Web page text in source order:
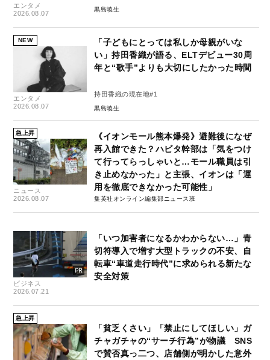
エンタメ
2026.08.07
黒島暁生
NEW
エンタメ
2026.08.07
「子どもにとっては私しか母親がいな
い」持田香織が語る、ELTデビュー30周
年と“歌手”よりも大切にしたかった時間
持田香織の現在地#1
黒島暁生
急上昇
ニュース
2026.08.07
《イオンモール熊本爆発》避難後になぜ
再入館できた？ハビタ幹部は「気をつけ
て行ってらっしゃいと…モール職員は引
き止めなかった」と主張、イオンは「運
用を徹底できなかった可能性」
集英社オンライン編集部ニュース班
ビジネス
2026.07.21
「いつ加害者になるかわからない…」青
切符導入で増す大型トラックの不安、自
転車“車道走行時代”に求められる新たな
安全対策
急上昇
「貧乏くさい」「禁止にしてほしい」ガ
チャガチャの“サーチ行為”が物議 SNS
で賛否真っ二つ、店舗側が明かした意外